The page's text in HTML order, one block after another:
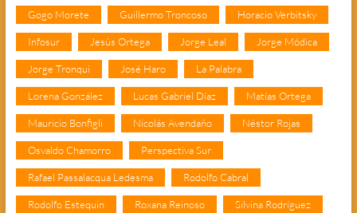
Gogo Morete Guillermo Troncoso Horacio Verbitsky
Infosur Jesús Ortega Jorge Leal Jorge Módica
Jorge Tronqui José Haro La Palabra
Lorena González Lucas Gabriel Díaz Matías Ortega
Mauricio Bonfigli Nicolás Avendaño Néstor Rojas
Osvaldo Chamorro Perspectiva Sur
Rafael Passalacqua Ledesma Rodolfo Cabral
Rodolfo Estequin Roxana Reinoso Silvina Rodríguez